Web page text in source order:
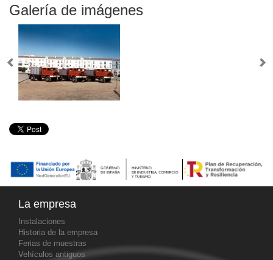
Galería de imágenes
La empresa
Instalaciones
Historia de la empresa
Ferias de muestras
Vehículos antiguos